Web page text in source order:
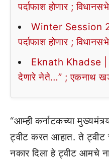
पर्दाफाश होणार ;
Winter Session
पर्दाफाश होणार ;
Eknath Khadse |
देणारे नेते…” ; एकनाथ
“आम्ही कर्नाटकच्या
ट्वीट करत आहात. ते ट्वीट
नकार दिला हे ट्वीट आमचे